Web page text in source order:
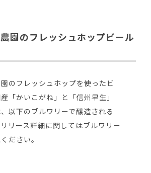
園のフレッシュホップビール
のフレッシュホップを使ったビ
「かいこがね」と「信州早生」
以下のブルワリーで醸造される
リース詳細に関してはブルワリー
ださい。